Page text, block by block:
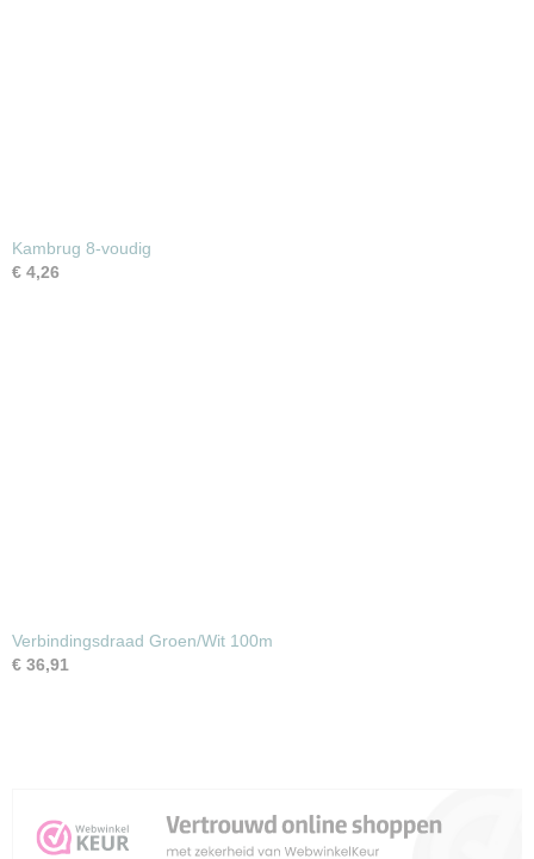
Kambrug 8-voudig
€ 4,26
Verbindingsdraad Groen/Wit 100m
€ 36,91